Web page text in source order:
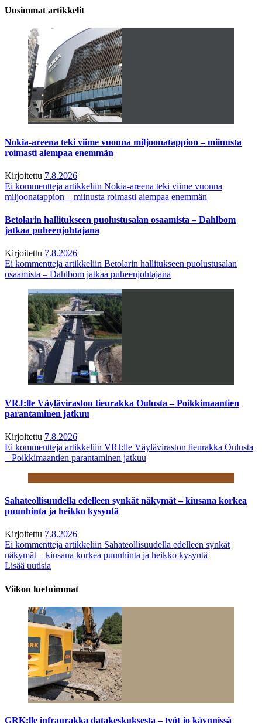
Uusimmat artikkelit
Nokia-areena teki viime vuonna miljoonatappion – miinusta
roimasti aiempaa enemmän
Kirjoitettu 7.8.2026
Ei kommentteja artikkeliin Nokia-areena teki viime vuonna
miljoonatappion – miinusta roimasti aiempaa enemmän
Betolarin hallitukseen puolustusalan osaamista – Dahlbom
jatkaa puheenjohtajana
Kirjoitettu 7.8.2026
Ei kommentteja artikkeliin Betolarin hallitukseen puolustusalan
osaamista – Dahlbom jatkaa puheenjohtajana
VRJ:lle Väyläviraston tieurakka Oulusta – Poikkimaantien
parantaminen jatkuu
Kirjoitettu 7.8.2026
Ei kommentteja artikkeliin VRJ:lle Väyläviraston tieurakka Oulusta
– Poikkimaantien parantaminen jatkuu
Sahateollisuudella edelleen synkät näkymät – kiusana korkea
puunhinta ja heikko kysyntä
Kirjoitettu 7.8.2026
Ei kommentteja artikkeliin Sahateollisuudella edelleen synkät
näkymät – kiusana korkea puunhinta ja heikko kysyntä
Lisää uutisia
Viikon luetuimmat
GRK:lle infraurakka datakeskuksesta – työt jo käynnissä